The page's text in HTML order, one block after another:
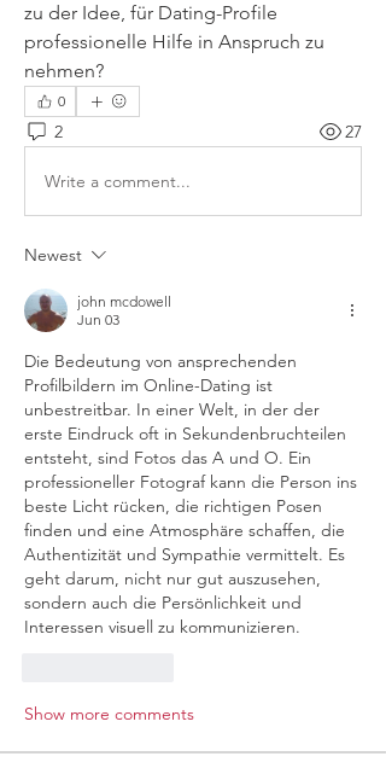
zu der Idee, für Dating-Profile
professionelle Hilfe in Anspruch zu
nehmen?
0
2 27
Write a comment...
Newest
john mcdowell
Jun 03
Die Bedeutung von ansprechenden
Profilbildern im Online-Dating ist
unbestreitbar. In einer Welt, in der der
erste Eindruck oft in Sekundenbruchteilen
entsteht, sind Fotos das A und O. Ein
professioneller Fotograf kann die Person ins
beste Licht rücken, die richtigen Posen
finden und eine Atmosphäre schaffen, die
Authentizität und Sympathie vermittelt. Es
geht darum, nicht nur gut auszusehen,
sondern auch die Persönlichkeit und
Interessen visuell zu kommunizieren.
Show more comments